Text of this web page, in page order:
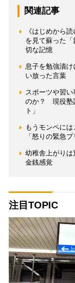
関連記事
《はじめから
を見て蘇った
切な記憶
息子を勉強漬
い放った言葉
スポーツや習
のか？ 現役塾
ト」
もうモンペに
「怒りの緊急プ
幼稚舎上がり
金銭感覚
注目TOPIC